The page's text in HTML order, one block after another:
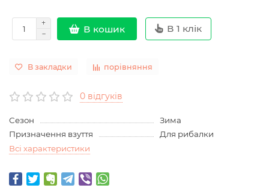
В кошик В 1 клік
В закладки порівняння
0 відгуків
Сезон
Зима
Призначення взуття
Для рибалки
Всі характеристики